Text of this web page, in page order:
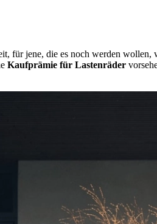
für jene, die es noch werden
Kaufprämie für Lastenräder